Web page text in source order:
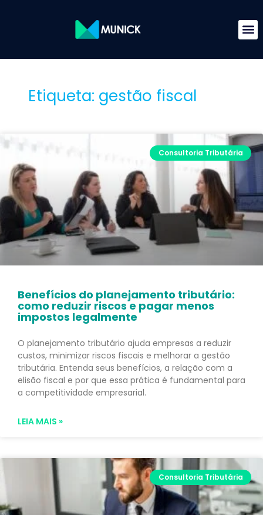
Etiqueta: gestão fiscal
Consultoria Tributária
Benefícios do planejamento tributário:
como reduzir riscos e pagar menos
impostos legalmente
O planejamento tributário ajuda empresas a reduzir
custos, minimizar riscos fiscais e melhorar a gestão
tributária. Entenda seus benefícios, a relação com a
elisão fiscal e por que essa prática é fundamental para
a competitividade empresarial.
LEIA MAIS »
Consultoria Tributária